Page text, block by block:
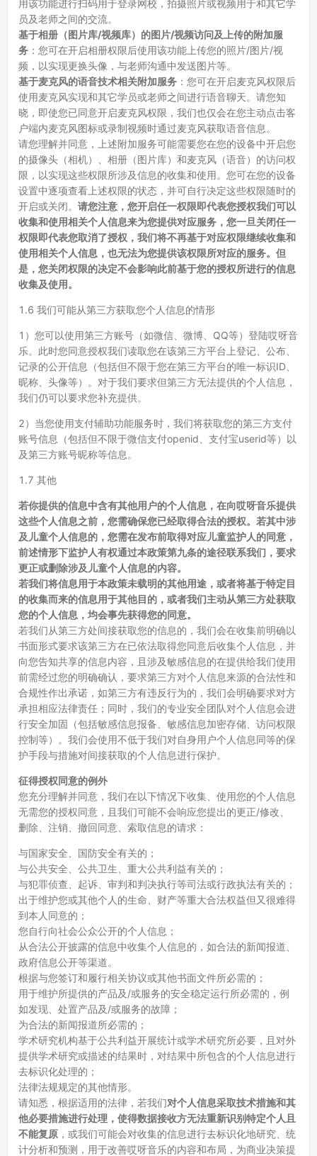
用该功能进行扫码用于登录网校，拍摄照片或视频用于和其它学
员及老师之间的交流。
基于相册（图片库/视频库）的图片/视频访问及上传的附加服
务 ：您可在开启相册权限后使用该功能上传您的照片/图片/视
频，以实现更换头像，与老师沟通中发送图片等。
基于麦克风的语音技术相关附加服务 ：您可在开启麦克风权限后
使用麦克风实现和其它学员或老师之间进行语音聊天。请您知
晓，即使您已同意开启麦克风权限，我们也仅会在您主动点击客
户端内麦克风图标或录制视频时通过麦克风获取语音信息。
请您理解并同意，上述附加服务可能需要您在您的设备中开启您
的摄像头（相机）、相册（图片库）和麦克风（语音）的访问权
限，以实现这些权限所涉及信息的收集和使用。您可在您的设备
设置中逐项查看上述权限的状态，并可自行决定这些权限随时的
开启或关闭。 请您注意，您开启任一权限即代表您授权我们可以
收集和使用相关个人信息来为您提供对应服务，您一旦关闭任一
权限即代表您取消了授权，我们将不再基于对应权限继续收集和
使用相关个人信息，也无法为您提供该权限所对应的服务。但
是，您关闭权限的决定不会影响此前基于您的授权所进行的信息
收集及使用。
1.6 我们可能从第三方获取您个人信息的情形
1）您可以使用第三方账号（如微信、微博、QQ等）登陆哎呀音
乐。此时您同意授权我们读取您在该第三方平台上登记、公布、
记录的公开信息（包括但不限于您在第三方平台的唯一标识ID、
昵称、头像等）。对于我们要求但第三方无法提供的个人信息，
我们仍可以要求您补充提供。
2）当您使用支付辅助功能服务时，我们将获取您的第三方支付
账号信息（包括但不限于微信支付openid、支付宝userid等）以
及第三方账号昵称等信息。
1.7 其他
若你提供的信息中含有其他用户的个人信息，在向哎呀音乐提供
这些个人信息之前，您需确保您已经取得合法的授权。若其中涉
及儿童个人信息的，您需在发布前取得对应儿童监护人的同意，
前述情形下监护人有权通过本政策第九条的途径联系我们，要求
更正或删除涉及儿童个人信息的内容。
若我们将信息用于本政策未载明的其他用途，或者将基于特定目
的收集而来的信息用于其他目的，或者我们主动从第三方处获取
您的个人信息，均会事先获得您的同意。
若我们从第三方处间接获取您的信息的，我们会在收集前明确以
书面形式要求该第三方在已依法取得您同意后收集个人信息，并
向您告知共享的信息内容，且涉及敏感信息的在提供给我们使用
前需经过您的明确确认，要求第三方对个人信息来源的合法性和
合规性作出承诺，如第三方有违反行为的，我们会明确要求对方
承担相应法律责任；同时，我们的专业安全团队对个人信息会进
行安全加固（包括敏感信息报备、敏感信息加密存储、访问权限
控制等）。我们会使用不低于我们对自身用户个人信息同等的保
护手段与措施对间接获取的个人信息进行保护。
征得授权同意的例外
您充分理解并同意，我们在以下情况下收集、使用您的个人信息
无需您的授权同意，且我们可能不会响应您提出的更正/修改、
删除、注销、撤回同意、索取信息的请求：
与国家安全、国防安全有关的；
与公共安全、公共卫生、重大公共利益有关的；
与犯罪侦查、起诉、审判和判决执行等司法或行政执法有关的；
出于维护您或其他个人的生命、财产等重大合法权益但又很难得
到本人同意的；
您自行向社会公众公开的个人信息；
从合法公开披露的信息中收集个人信息的，如合法的新闻报道、
政府信息公开等渠道。
根据与您签订和履行相关协议或其他书面文件所必需的；
用于维护所提供的产品及/或服务的安全稳定运行所必需的，例
如发现、处置产品及/或服务的故障；
为合法的新闻报道所必需的；
学术研究机构基于公共利益开展统计或学术研究所必要，且对外
提供学术研究或描述的结果时，对结果中所包含的个人信息进行
去标识化处理的；
法律法规规定的其他情形。
请知悉，根据适用的法律，若我们对个人信息采取技术措施和其
他必要措施进行处理，使得数据接收方无法重新识别特定个人且
不能复原 ，或我们可能会对收集的信息进行去标识化地研究、统
计分析和预测，用于改善哎呀音乐的内容和布局，为商业决策提